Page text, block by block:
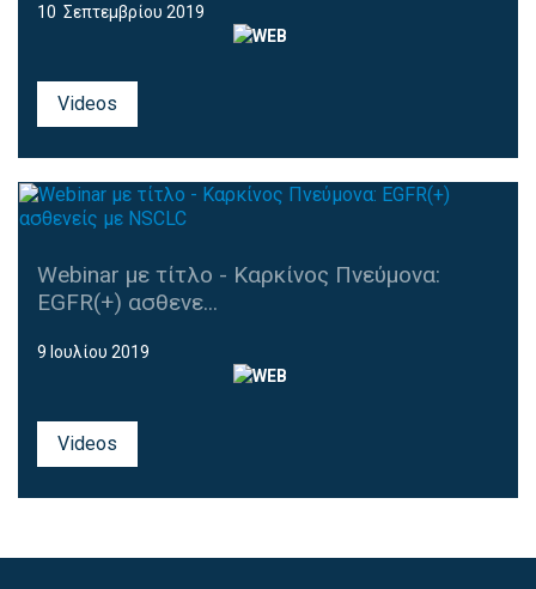
10 Σεπτεμβρίου 2019
Videos
Webinar με τίτλο - Καρκίνος Πνεύμονα:
EGFR(+) ασθενε...
9 Ιουλίου 2019
Videos